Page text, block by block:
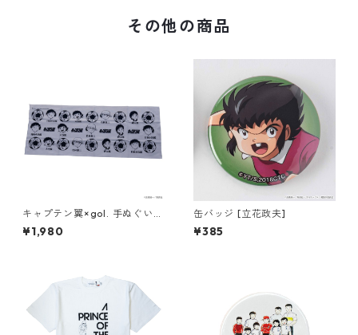
その他の商品
キャプテン翼×gol. 手ぬぐい
[総柄]
¥1,980
缶バッジ [立花政夫]
¥385